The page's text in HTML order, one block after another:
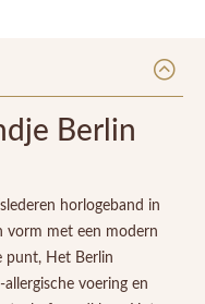
Berlin
horlogeband in
vorm met een modern
punt, Het Berlin
voering en